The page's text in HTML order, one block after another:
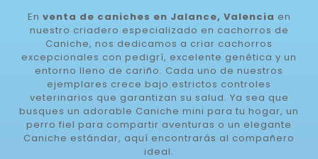
En venta de caniches en Jalance, Valencia en
nuestro criadero especializado en cachorros de
Caniche, nos dedicamos a criar cachorros
excepcionales con pedigrí, excelente genética y un
entorno lleno de cariño. Cada uno de nuestros
ejemplares crece bajo estrictos controles
veterinarios que garantizan su salud. Ya sea que
busques un adorable Caniche mini para tu hogar, un
perro fiel para compartir aventuras o un elegante
Caniche estándar, aquí encontrarás al compañero
ideal.